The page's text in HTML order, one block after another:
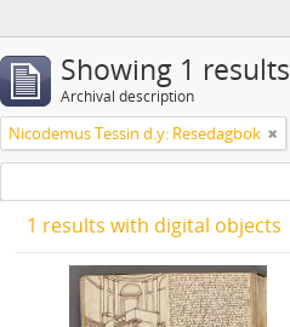
Showing 1 results
Archival description
Nicodemus Tessin d.y: Resedagbok
1 results with digital objects